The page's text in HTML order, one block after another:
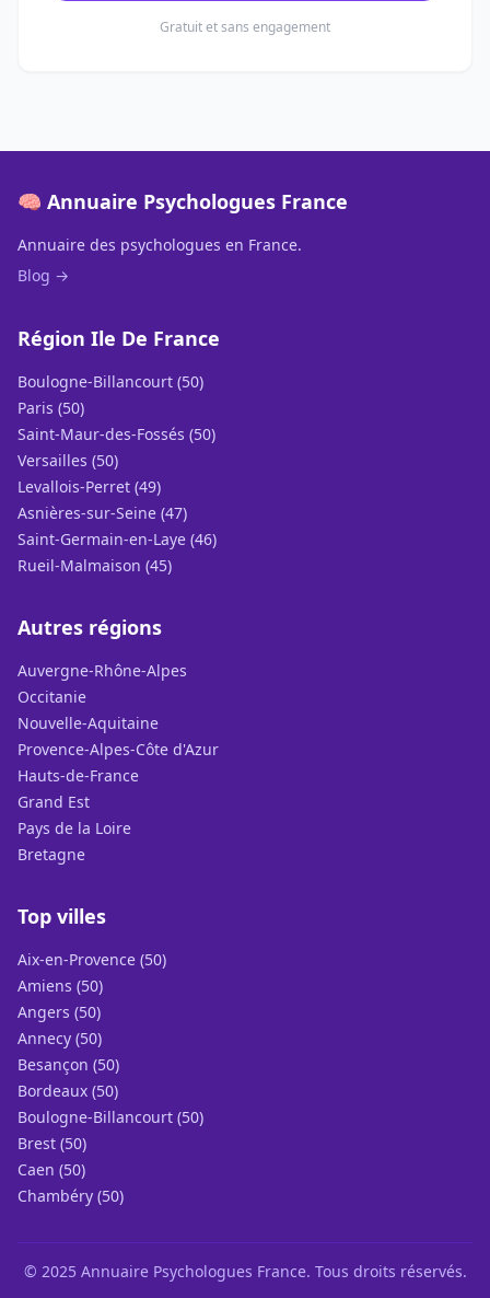
Gratuit et sans engagement
🧠 Annuaire Psychologues France
Annuaire des psychologues en France.
Blog →
Région Ile De France
Boulogne-Billancourt (50)
Paris (50)
Saint-Maur-des-Fossés (50)
Versailles (50)
Levallois-Perret (49)
Asnières-sur-Seine (47)
Saint-Germain-en-Laye (46)
Rueil-Malmaison (45)
Autres régions
Auvergne-Rhône-Alpes
Occitanie
Nouvelle-Aquitaine
Provence-Alpes-Côte d'Azur
Hauts-de-France
Grand Est
Pays de la Loire
Bretagne
Top villes
Aix-en-Provence (50)
Amiens (50)
Angers (50)
Annecy (50)
Besançon (50)
Bordeaux (50)
Boulogne-Billancourt (50)
Brest (50)
Caen (50)
Chambéry (50)
© 2025 Annuaire Psychologues France. Tous droits réservés.